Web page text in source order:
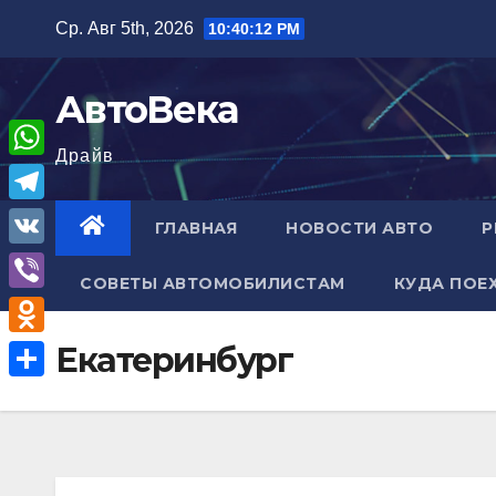
содержимому
Ср. Авг 5th, 2026 10:40:13 PM
АвтоВека
Драйв
ГЛАВНАЯ НОВОСТИ АВТО
СОВЕТЫ АВТОМОБИЛИСТАМ КУДА
Екатеринбург
W
h
a
A
T
e
l
e
g
V
K
V
i
b
e
O